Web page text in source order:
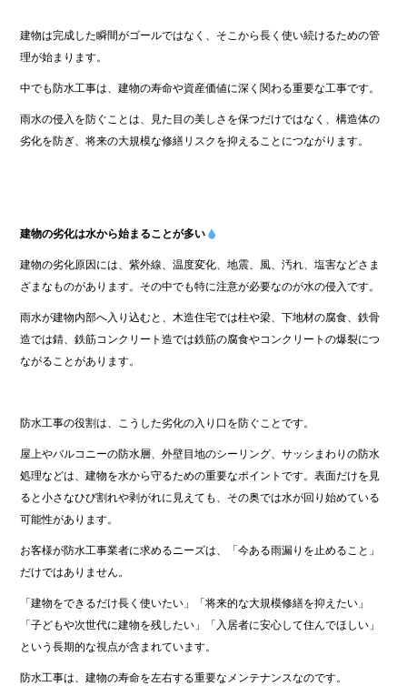
建物は完成した瞬間がゴールではなく、そこから長く使い続けるための管
理が始まります。
中でも防水工事は、建物の寿命や資産価値に深く関わる重要な工事です。
雨水の侵入を防ぐことは、見た目の美しさを保つだけではなく、構造体の
劣化を防ぎ、将来の大規模な修繕リスクを抑えることにつながります。
建物の劣化は水から始まることが多い
建物の劣化原因には、紫外線、温度変化、地震、風、汚れ、塩害などさま
ざまなものがあります。その中でも特に注意が必要なのが水の侵入です。
雨水が建物内部へ入り込むと、木造住宅では柱や梁、下地材の腐食、鉄骨
造では錆、鉄筋コンクリート造では鉄筋の腐食やコンクリートの爆裂につ
ながることがあります。
防水工事の役割は、こうした劣化の入り口を防ぐことです。
屋上やバルコニーの防水層、外壁目地のシーリング、サッシまわりの防水
処理などは、建物を水から守るための重要なポイントです。表面だけを見
ると小さなひび割れや剥がれに見えても、その奥では水が回り始めている
可能性があります。
お客様が防水工事業者に求めるニーズは、「今ある雨漏りを止めること」
だけではありません。
「建物をできるだけ長く使いたい」「将来的な大規模修繕を抑えたい」
「子どもや次世代に建物を残したい」「入居者に安心して住んでほしい」
という長期的な視点が含まれています。
防水工事は、建物の寿命を左右する重要なメンテナンスなのです。